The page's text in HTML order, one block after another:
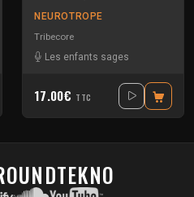
sages- Vikkei
NEUROTROPE
Tribecore
Les enfants sages
17.00€ TTC